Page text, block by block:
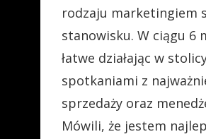
rodzaju marketingiem
stanowisku. W ciągu 6
łatwe działając w
spotkaniami z
sprzedaży oraz
Mówili, że jestem